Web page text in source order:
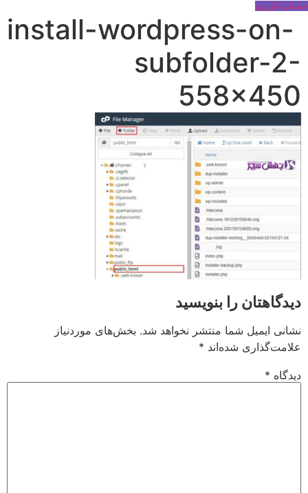
حساب کاربری
install-wordpress-on-
subfolder-2-
558×450
دیدگاهتان را بنویسید
نشانی ایمیل شما منتشر نخواهد شد. بخش‌های موردنیاز
علامت‌گذاری شده‌اند *
دیدگاه *